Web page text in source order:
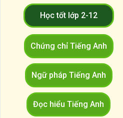
Học tốt lớp 2-12
Chứng chỉ Tiếng Anh
Ngữ pháp Tiếng Anh
Đọc hiểu Tiếng Anh